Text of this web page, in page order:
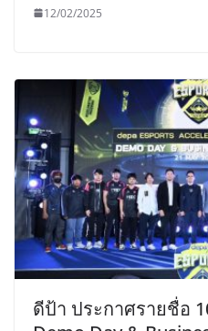
12/02/2025
ดีป้า ประกาศรายชื่อ